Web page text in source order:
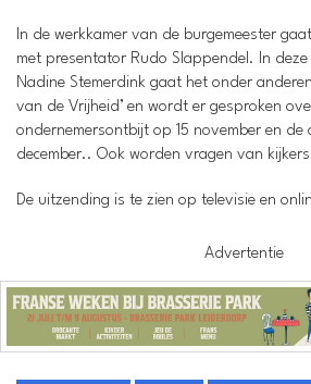
In de werkkamer van de burgemeester
met presentator Rudo Slappendel. In
Nadine Stemerdink gaat het onder
van de Vrijheid’ en wordt er gesproken
ondernemersontbijt op 15 november en de
december.. Ook worden vragen van
De uitzending is te zien op televisie en
Advertentie